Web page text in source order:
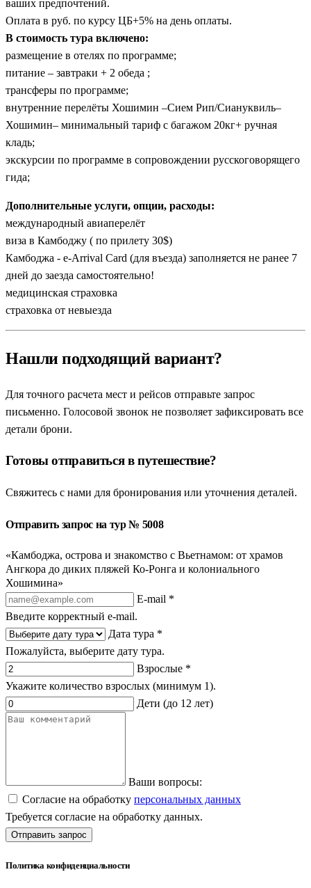
ваших предпочтений.
Оплата в руб. по курсу ЦБ+5% на день оплаты.
В стоимость тура включено:
размещение в отелях по программе;
питание – завтраки + 2 обеда ;
трансферы по программе;
внутренние перелёты Хошимин –Сием Рип/Сиануквиль–
Хошимин– минимальный тариф с багажом 20кг+ ручная
кладь;
экскурсии по программе в сопровождении русскоговорящего
гида;
Дополнительные услуги, опции, расходы:
международный авиаперелёт
виза в Камбоджу ( по прилету 30$)
Камбоджа - e-Arrival Card (для въезда) заполняется не ранее 7
дней до заезда самостоятельно!
медицинская страховка
страховка от невыезда
Нашли подходящий вариант?
Для точного расчета мест и рейсов отправьте запрос
письменно. Голосовой звонок не позволяет зафиксировать все
детали брони.
Готовы отправиться в путешествие?
Свяжитесь с нами для бронирования или уточнения деталей.
Отправить запрос на тур № 5008
«Камбоджа, острова и знакомство с Вьетнамом: от храмов
Ангкора до диких пляжей Ко-Ронга и колониального
Хошимина»
E-mail *
Введите корректный e-mail.
Дата тура *
Пожалуйста, выберите дату тура.
Взрослые *
Укажите количество взрослых (минимум 1).
Дети (до 12 лет)
Ваши вопросы:
Согласие на обработку персональных данных
Требуется согласие на обработку данных.
Отправить запрос
Политика конфиденциальности